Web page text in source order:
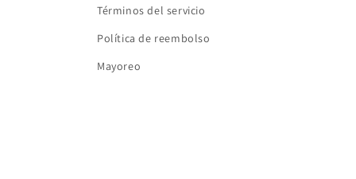
Términos del servicio
Política de reembolso
Mayoreo